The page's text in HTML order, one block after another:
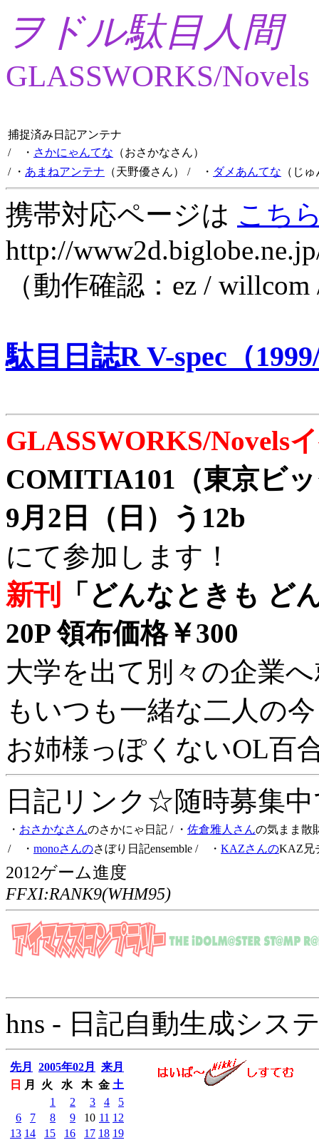
ヲドル駄目人間
GLASSWORKS/Novels
捕捉済み日記アンテナ
/ ・ さかにゃんてな （おさかなさん）
/ ・ あまねアンテナ （天野優さん） / ・ ダメあんてな （じ
携帯対応ページは こち
http://
（動作確認：ez /
駄目日誌R V-spec（
GLASSWORKS/Novels
COMITIA101（東京ビ
9月2日（日）う12b
にて参加します！
新刊
「どんなときも ど
20P 領布価格￥300
大学を出て別々の企業
もいつも一緒な二人の
お姉様っぽくないOL百
日記リンク☆随時募集
・ おさかなさんのさかにゃ日記 / ・ 佐倉雅人さんの気まま散
/ ・ monoさんのさぼり日記ensemble / ・ KAZさんのKAZ兄
2012ゲーム進度
FFXI:RANK9(WHM95)
hns - 日記自動生成シス
先月 2005年02月
来月
日
月 火 水 木 金 土
1
2 3 4
5
6
7 8 9 10 11 12
13 14 15 16 17 18 19